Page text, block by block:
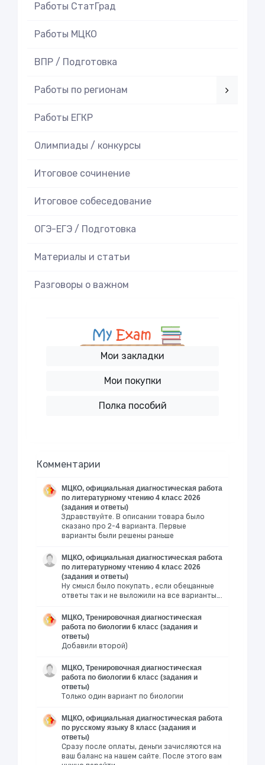
Работы СтатГрад
Работы МЦКО
ВПР / Подготовка
Работы по регионам
Работы ЕГКР
Олимпиады / конкурсы
Итоговое cочинение
Итоговое cобеседование
ОГЭ-ЕГЭ / Подготовка
Материалы и статьи
Разговоры о важном
Мои закладки
Мои покупки
Полка пособий
Комментарии
МЦКО, официальная диагностическая работа
по литературному чтению 4 класс 2026
(задания и ответы)
Здравствуйте. В описании товара было
сказано про 2-4 варианта. Первые
варианты были решены раньше
МЦКО, официальная диагностическая работа
по литературному чтению 4 класс 2026
(задания и ответы)
Ну смысл было покупать , если обещанные
ответы так и не выложили на все варианты….
МЦКО, Тренировочная диагностическая
работа по биологии 6 класс (задания и
ответы)
Добавили второй)
МЦКО, Тренировочная диагностическая
работа по биологии 6 класс (задания и
ответы)
Только один вариант по биологии
МЦКО, официальная диагностическая работа
по русскому языку 8 класс (задания и
ответы)
Сразу после оплаты, деньги зачисляются на
ваш баланс на нашем сайте. После этого вам